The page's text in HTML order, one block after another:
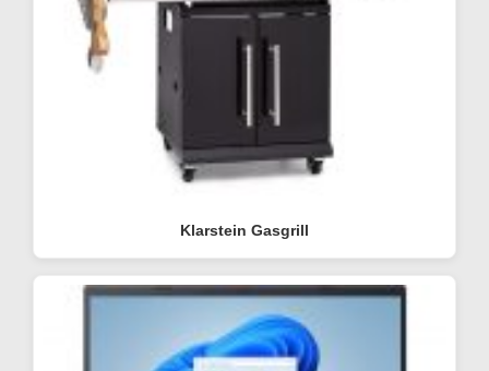
Klarstein Gasgrill